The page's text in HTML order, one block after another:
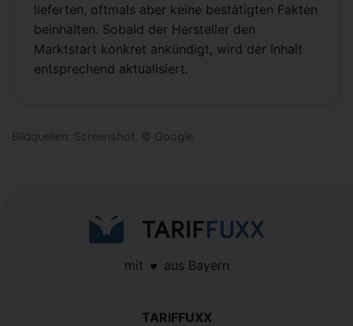
lieferten, oftmals aber keine bestätigten Fakten
beinhalten. Sobald der Hersteller den
Marktstart konkret ankündigt, wird der Inhalt
entsprechend aktualisiert.
Bildquellen: Screenshot, © Google
mit aus Bayern
TARIFFUXX